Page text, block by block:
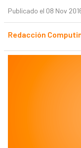
Publicado el 08 Nov
Redacción